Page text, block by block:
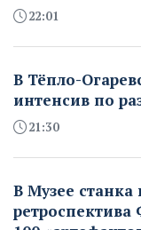
22:01
В Тёпло-
интенсив по
21:30
В Музее станка